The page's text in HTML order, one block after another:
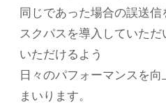
同じであった場合の誤送信
スクパスを導入していた
いただけるよう
日々のパフォーマンスを
まいります。